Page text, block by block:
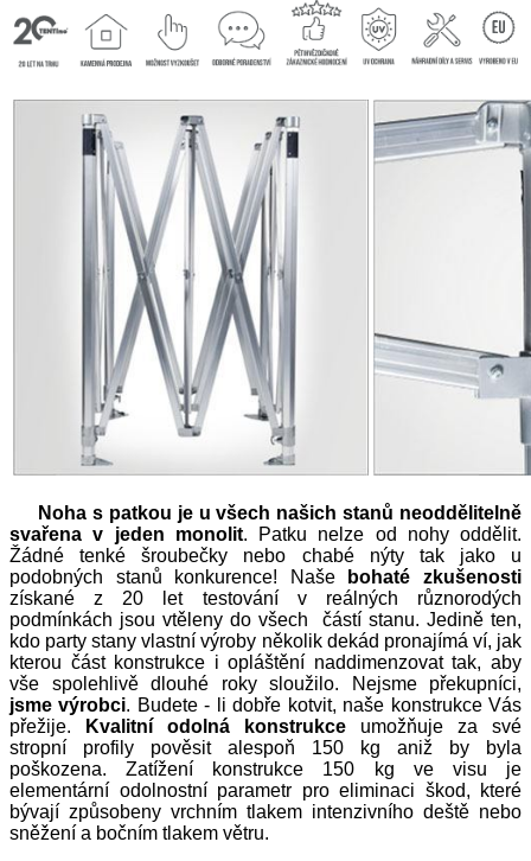
Noha s patkou je u všech našich stanů neoddělitelně
svařena v jeden monolit. Patku nelze od nohy oddělit.
Žádné tenké šroubečky nebo chabé nýty tak jako u
podobných stanů konkurence! Naše
bohaté zkušenosti
získané z 20 let testování v reálných různorodých
podmínkách jsou vtěleny do všech částí stanu. Jedině ten,
kdo party stany vlastní výroby několik dekád pronajímá ví, jak
kterou část konstrukce i opláštění naddimenzovat tak, aby
vše spolehlivě dlouhé roky sloužilo. Nejsme překupníci,
jsme výrobci. Budete - li dobře kotvit, naše konstrukce Vás
přežije.
Kvalitní odolná konstrukce umožňuje za své
stropní profily pověsit alespoň 150 kg aniž by byla
poškozena. Zatížení konstrukce 150 kg ve visu je
elementární odolnostní parametr pro eliminaci škod, které
bývají způsobeny vrchním tlakem intenzivního deště nebo
sněžení a bočním tlakem větru.